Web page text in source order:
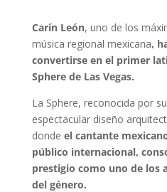
Carín León, uno de los
música regional mexicana,
convertirse en el primer
Sphere de Las Vegas.
La Sphere, reconocida por
espectacular diseño
donde el cantante
público internacional,
prestigio como uno de los
del género.